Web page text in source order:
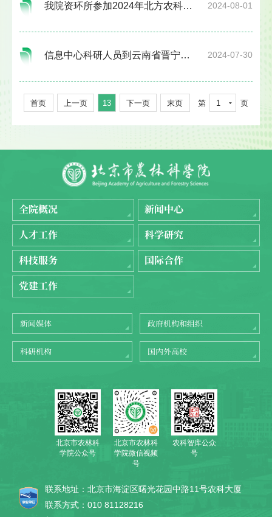
2024-08-01
我院资环所参加2024年北方农科系统土壤肥料研究所管理与发展研讨会
2024-07-30
信息中心科研人员到云南省晋宁区花卉产业现代化示范园调研交流
首页 上一页 13 下一页 末页 第 1 页
全院概况
新闻中心
人才工作
科学研究
科技服务
国际合作
党建工作
新闻媒体 政府机构和组织
科研机构 国内外高校
北京市农林科
学院公众号
北京市农林科
学院微信视频
号
农科智库公众
号
联系地址：北京市海淀区曙光花园中路11号农科大厦
联系方式：010 81128216